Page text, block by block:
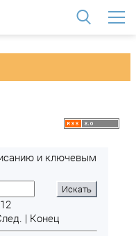
и ключевым
| Конец